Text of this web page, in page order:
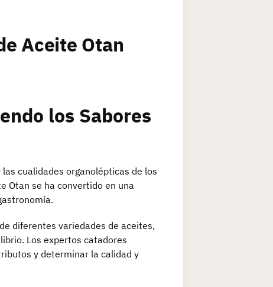
Aceite Otan
los Sabores
cualidades organolépticas de los
Otan se ha convertido en una
diferentes variedades de aceites,
Los expertos catadores
y determinar la calidad y